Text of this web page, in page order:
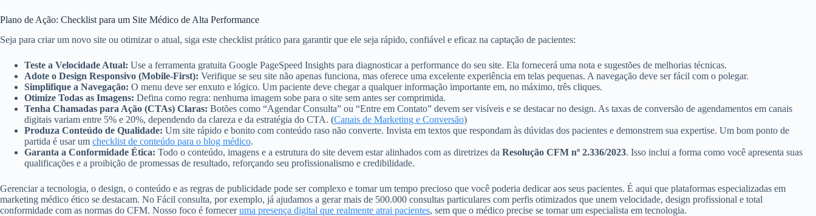
Plano de Ação: Checklist para um Site Médico de Alta Performance
Seja para criar um novo site ou otimizar o atual, siga este checklist prático para garantir que ele seja rápido, confiável e eficaz na captação de pacientes:
Teste a Velocidade Atual: Use a ferramenta gratuita Google PageSpeed Insights para diagnosticar a performance do seu site. Ela fornecerá uma nota e sugestões de melhorias técnicas.
Adote o Design Responsivo (Mobile-First): Verifique se seu site não apenas funciona, mas oferece uma excelente experiência em telas pequenas. A navegação deve ser fácil com o polegar.
Simplifique a Navegação: O menu deve ser enxuto e lógico. Um paciente deve chegar a qualquer informação importante em, no máximo, três cliques.
Otimize Todas as Imagens: Defina como regra: nenhuma imagem sobe para o site sem antes ser comprimida.
Tenha Chamadas para Ação (CTAs) Claras: Botões como “Agendar Consulta” ou “Entre em Contato” devem ser visíveis e se destacar no design. As taxas de conversão de agendamentos em canais
digitais variam entre 5% e 20%, dependendo da clareza e da estratégia do CTA. (Canais de Marketing e Conversão)
Produza Conteúdo de Qualidade: Um site rápido e bonito com conteúdo raso não converte. Invista em textos que respondam às dúvidas dos pacientes e demonstrem sua expertise. Um bom ponto de
partida é usar um checklist de conteúdo para o blog médico.
Garanta a Conformidade Ética: Todo o conteúdo, imagens e a estrutura do site devem estar alinhados com as diretrizes da Resolução CFM nº 2.336/2023. Isso inclui a forma como você apresenta suas
qualificações e a proibição de promessas de resultado, reforçando seu profissionalismo e credibilidade.
Gerenciar a tecnologia, o design, o conteúdo e as regras de publicidade pode ser complexo e tomar um tempo precioso que você poderia dedicar aos seus pacientes. É aqui que plataformas especializadas em
marketing médico ético se destacam. No Fácil consulta, por exemplo, já ajudamos a gerar mais de 500.000 consultas particulares com perfis otimizados que unem velocidade, design profissional e total
conformidade com as normas do CFM. Nosso foco é forneceruma presença digital que realmente atrai pacientes, sem que o médico precise se tornar um especialista em tecnologia.